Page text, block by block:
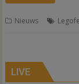
Nieuws
LIVE